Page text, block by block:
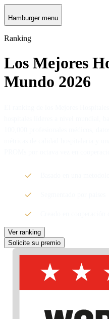
Hamburger menu
Ranking
Los Mejores
Mundo 2026
Ver ranking
Solicite su premio